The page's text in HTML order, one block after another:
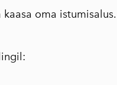
oma istumisalus.
: